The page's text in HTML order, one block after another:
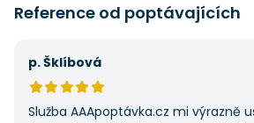
Reference od poptávajících
p. Šklíbová
Služba AAApoptávka.cz mi výrazně